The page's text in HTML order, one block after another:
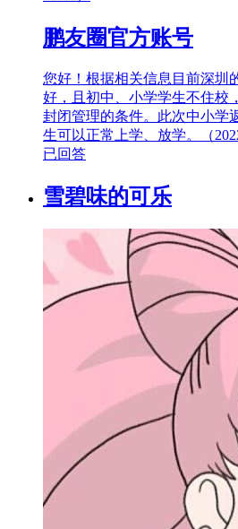
鹏友圈官方账号
您好！根据相关信息目前深圳
好，且初中、小学学生不住校
封闭管理的条件。此次中小学
生可以正常上学、放学。（
已回答
雪碧味的可乐